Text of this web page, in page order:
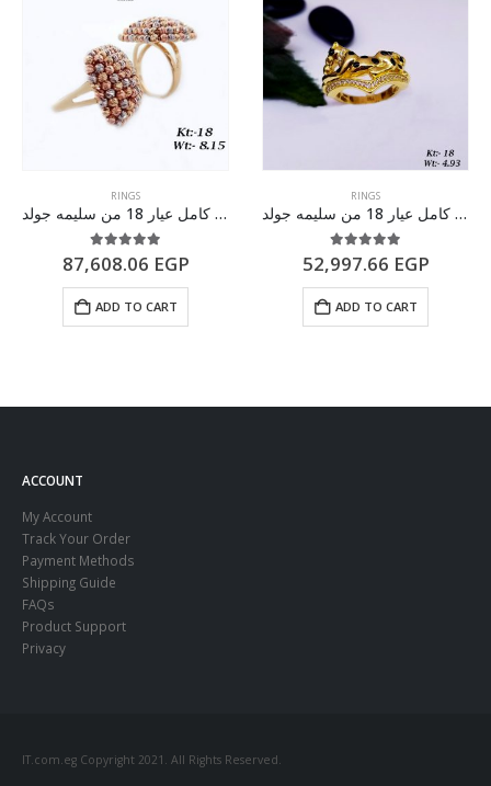
RINGS
طقم ذهب كامل عيار 18 من سليمه جولد
5.00 out of 5
87,608.06 EGP
ADD TO CART
RINGS
خاتم ذهب كامل عيار 18 من سليمه جولد
5.00 out of 5
52,997.66 EGP
ADD TO CART
ACCOUNT
My Account
Track Your Order
Payment Methods
Shipping Guide
FAQs
Product Support
Privacy
IT.com.eg Copyright 2021. All Rights Reserved.